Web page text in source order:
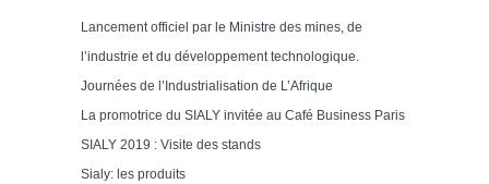
Lancement officiel par le Ministre des mines, de
l’industrie et du développement technologique.
Journées de l’Industrialisation de L’Afrique
La promotrice du SIALY invitée au Café Business Paris
SIALY 2019 : Visite des stands
Sialy: les produits